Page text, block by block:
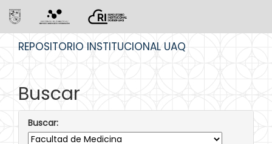
REPOSITORIO INSTITUCIONAL UAQ
Buscar
Buscar: